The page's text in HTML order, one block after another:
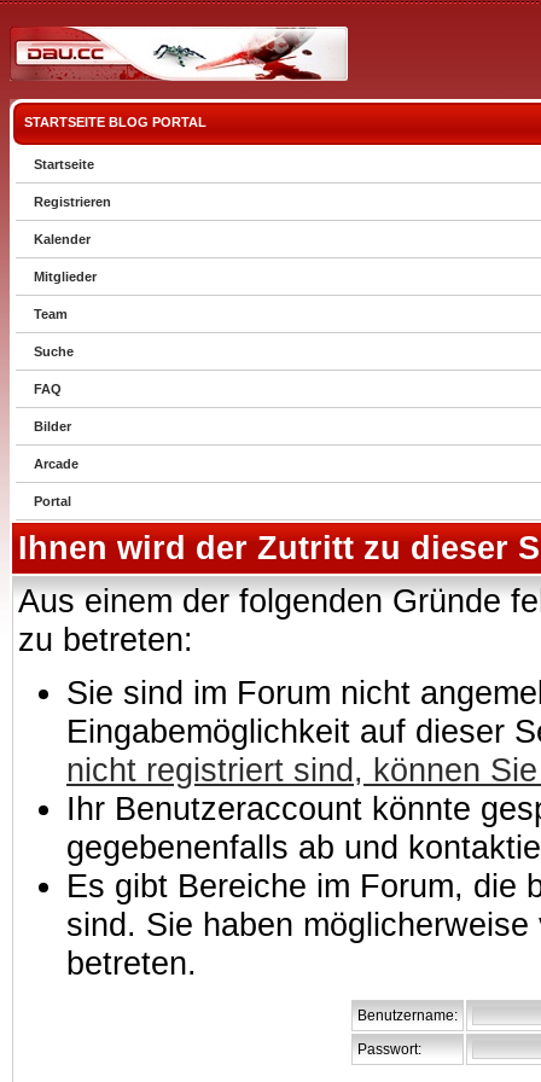
STARTSEITE BLOG PORTAL
Startseite
Registrieren
Kalender
Mitglieder
Team
Suche
FAQ
Bilder
Arcade
Portal
Ihnen wird der Zutritt zu dieser
Aus einem der folgenden Gründe
zu betreten:
Sie sind im Forum nicht
Eingabemöglichkeit auf dieser
nicht registriert sind, können
Ihr Benutzeraccount könnte
gegebenenfalls ab und
Es gibt Bereiche im Forum, die
sind. Sie haben
betreten.
Benutzername:
Passwort: